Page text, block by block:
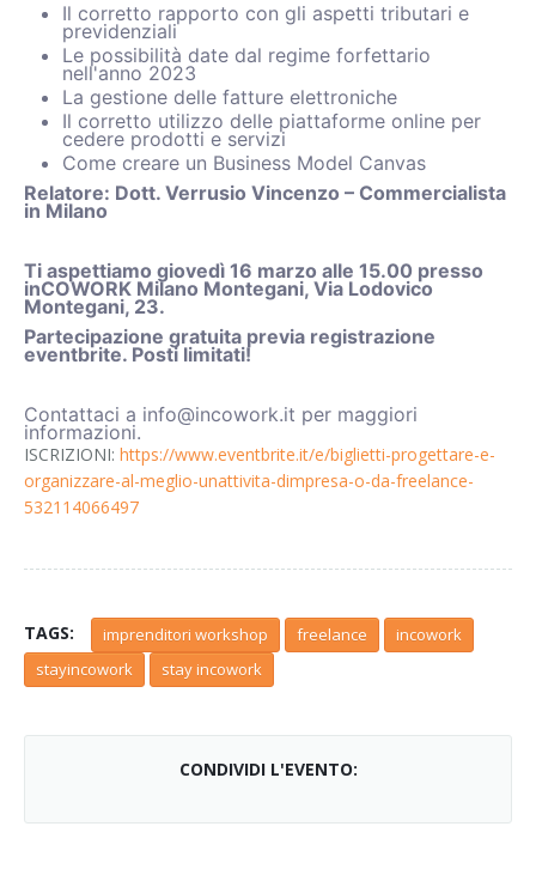
Il corretto rapporto con gli aspetti tributari e
previdenziali
Le possibilità date dal regime forfettario
nell'anno 2023
La gestione delle fatture elettroniche
Il corretto utilizzo delle piattaforme online per
cedere prodotti e servizi
Come creare un Business Model Canvas
Relatore: Dott. Verrusio Vincenzo – Commercialista
in Milano
Ti aspettiamo giovedì 16 marzo alle 15.00 presso
inCOWORK Milano Montegani, Via Lodovico
Montegani, 23.
Partecipazione gratuita previa registrazione
eventbrite. Posti limitati!
Contattaci a info@incowork.it per maggiori
informazioni.
ISCRIZIONI: https://www.eventbrite.it/e/biglietti-progettare-e-
organizzare-al-meglio-unattivita-dimpresa-o-da-freelance-
532114066497
TAGS: imprenditori workshop freelance
incowork
stayincowork
stay incowork
CONDIVIDI L'EVENTO: